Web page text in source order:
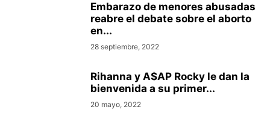
Embarazo de menores abusadas
reabre el debate sobre el aborto
en...
28 septiembre, 2022
Rihanna y A$AP Rocky le dan la
bienvenida a su primer...
20 mayo, 2022